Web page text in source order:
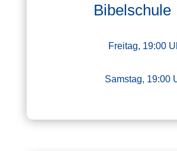
Bibelschule
Freitag, 19:00
Samstag, 19:00